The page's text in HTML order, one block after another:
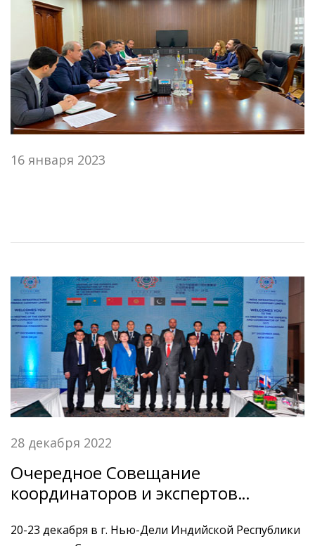
16 января 2023
28 декабря 2022
Очередное Совещание
координаторов и экспертов
объединения Шанхайской
20-23 декабря в г. Нью-Дели Индийской Республики